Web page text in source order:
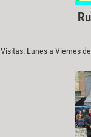
Visitas: Lunes a Viernes